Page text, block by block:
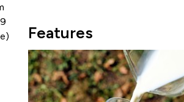
Features